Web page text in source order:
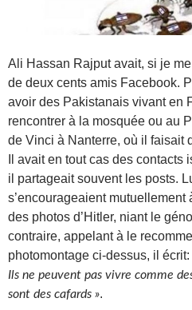
Ali Hassan Rajput avait, si je
de deux cents amis Facebook.
avoir des Pakistanais vivant en
rencontrer à la mosquée ou au
de Vinci à Nanterre, où il faisait
Il avait en tout cas des
il partageait souvent les posts.
s’encourageaient
des photos d’Hitler, niant le
contraire, appelant à le
photomontage ci-dessus, il écrit:
Ils ne peuvent pas vivre comme
sont des cafards ».